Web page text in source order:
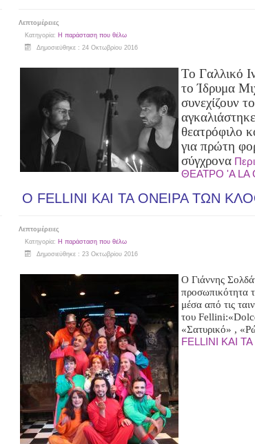
Λεπτομέρειες
Κατηγορία: Η παράσταση που θέλω
Δημοσιεύθηκε : 24 Οκτωβρίου 2016
Το Γαλλικό
το Ίδρυμα
συνεχίζουν
θεατρόφιλο
για πρώτη
σύγχρονα
ΘΕΑΤΡΟ 'A LA
O FELLINI ΚΑΙ ΤΑ ΟΝΕΙΡΑ ΤΩΝ
Λεπτομέρειες
Κατηγορία: Η παράσταση που θέλω
Δημοσιεύθηκε : 23 Οκτωβρίου 2016
Ο Γιάννης
προσωπικότητα
μέσα από τις
του
«Σατυρικό» ,
FELLINI ΚΑΙ